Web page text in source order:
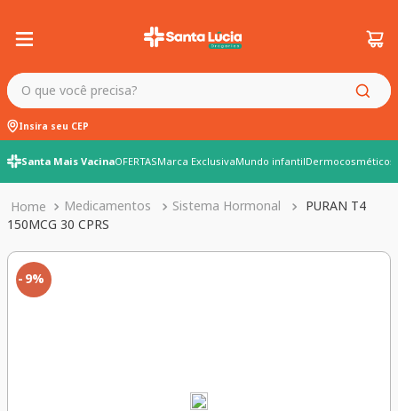
O que você precisa?
Insira seu CEP
Santa Mais VacinaOFERTASMarca ExclusivaMundo infantilDermocosméticos
Medicamentos Sistema Hormonal
PURAN T4
150MCG 30 CPRS
9%